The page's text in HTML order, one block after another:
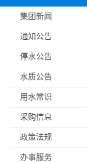
集团新闻
通知公告
停水公告
水质公告
用水常识
采购信息
政策法规
办事服务